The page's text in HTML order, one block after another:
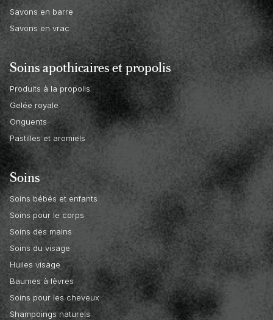
Savons en barre
Savons en vrac
Soins apothicaires et propolis
Produits à la propolis
Gelée royale
Onguents
Pastilles et aromiels
Soins
Soins bébés et enfants
Soins pour le corps
Soins des mains
Soins du visage
Huiles visage
Baumes à lèvres
Soins pour les cheveux
Shampoings naturels